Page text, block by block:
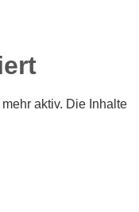
aktiv. Die Inhalte